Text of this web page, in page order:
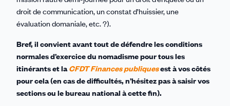
droit de communication, un constat d’huissier, une
évaluation domaniale, etc. ?).
Bref, il convient avant tout de défendre les conditions
normales d’exercice du nomadisme pour tous les
itinérants et laCFDT Finances publiquesest à vos côtés
pour cela (en cas de difficultés, n’hésitez pas à saisir vos
sections ou le bureau national à cette fin).